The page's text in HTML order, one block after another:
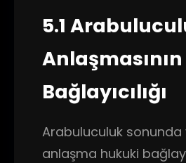
5.1
Bağlayıcılığı
Arabuluculuk sonunda
anlaşma hukuki